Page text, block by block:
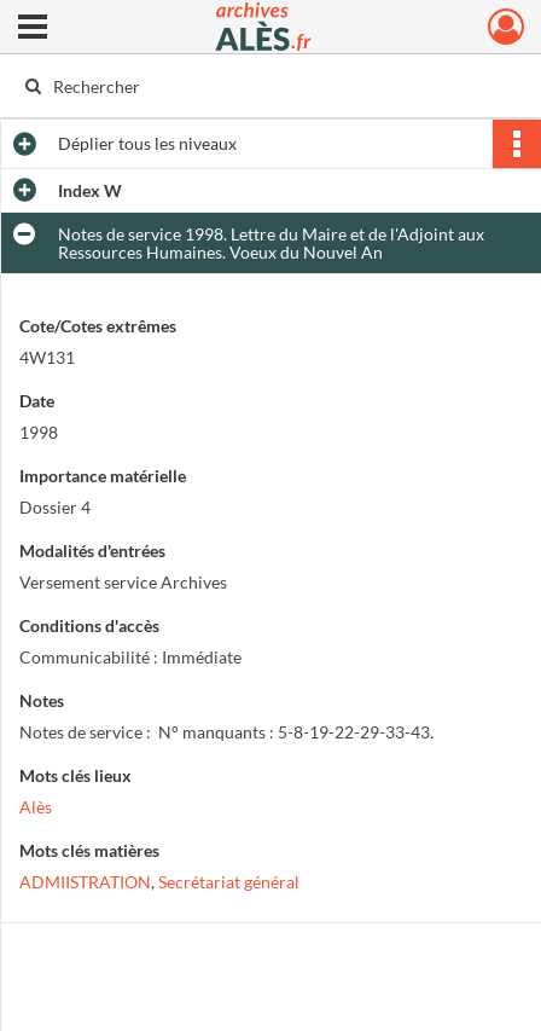
Archives municipales d'Alès
Ouvrir le menu déroulant
Dépliertous les niveaux
Index W
Notes de service 1998. Lettre du Maire et de l'Adjoint aux
Ressources Humaines. Voeux du Nouvel An
Cote/Cotes extrêmes
4W131
Date
1998
Importance matérielle
Dossier 4
Modalités d'entrées
Versement service Archives
Conditions d'accès
Communicabilité : Immédiate
Notes
Notes de service : N° manquants : 5-8-19-22-29-33-43.
Mots clés lieux
Alès
Mots clés matières
ADMIISTRATION,Secrétariat général